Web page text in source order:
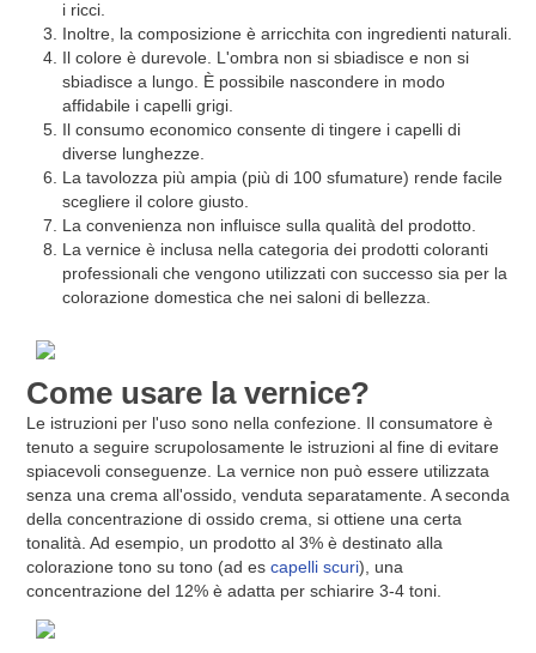
i ricci.
Inoltre, la composizione è arricchita con ingredienti naturali.
Il colore è durevole. L'ombra non si sbiadisce e non si
sbiadisce a lungo. È possibile nascondere in modo
affidabile i capelli grigi.
Il consumo economico consente di tingere i capelli di
diverse lunghezze.
La tavolozza più ampia (più di 100 sfumature) rende facile
scegliere il colore giusto.
La convenienza non influisce sulla qualità del prodotto.
La vernice è inclusa nella categoria dei prodotti coloranti
professionali che vengono utilizzati con successo sia per la
colorazione domestica che nei saloni di bellezza.
Come usare la vernice?
Le istruzioni per l'uso sono nella confezione. Il consumatore è
tenuto a seguire scrupolosamente le istruzioni al fine di evitare
spiacevoli conseguenze. La vernice non può essere utilizzata
senza una crema all'ossido, venduta separatamente. A seconda
della concentrazione di ossido crema, si ottiene una certa
tonalità. Ad esempio, un prodotto al 3% è destinato alla
colorazione tono su tono (ad es capelli scuri), una
concentrazione del 12% è adatta per schiarire 3-4 toni.